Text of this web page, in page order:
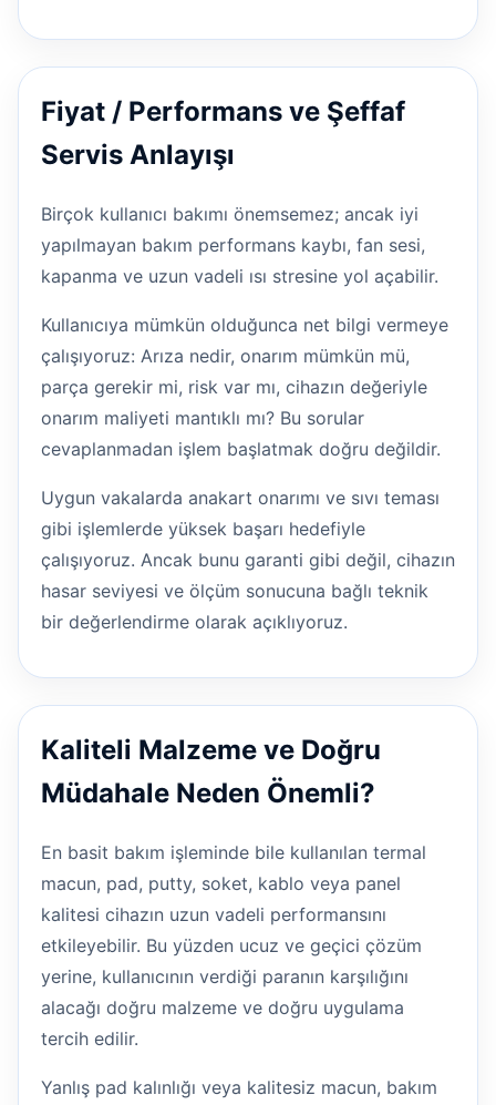
Fiyat / Performans ve Şeffaf
Servis Anlayışı
Birçok kullanıcı bakımı önemsemez; ancak iyi
yapılmayan bakım performans kaybı, fan sesi,
kapanma ve uzun vadeli ısı stresine yol açabilir.
Kullanıcıya mümkün olduğunca net bilgi vermeye
çalışıyoruz: Arıza nedir, onarım mümkün mü,
parça gerekir mi, risk var mı, cihazın değeriyle
onarım maliyeti mantıklı mı? Bu sorular
cevaplanmadan işlem başlatmak doğru değildir.
Uygun vakalarda anakart onarımı ve sıvı teması
gibi işlemlerde yüksek başarı hedefiyle
çalışıyoruz. Ancak bunu garanti gibi değil, cihazın
hasar seviyesi ve ölçüm sonucuna bağlı teknik
bir değerlendirme olarak açıklıyoruz.
Kaliteli Malzeme ve Doğru
Müdahale Neden Önemli?
En basit bakım işleminde bile kullanılan termal
macun, pad, putty, soket, kablo veya panel
kalitesi cihazın uzun vadeli performansını
etkileyebilir. Bu yüzden ucuz ve geçici çözüm
yerine, kullanıcının verdiği paranın karşılığını
alacağı doğru malzeme ve doğru uygulama
tercih edilir.
Yanlış pad kalınlığı veya kalitesiz macun, bakım